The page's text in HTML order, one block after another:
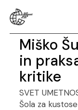
Miško
in
kritike
SVET
Šola za